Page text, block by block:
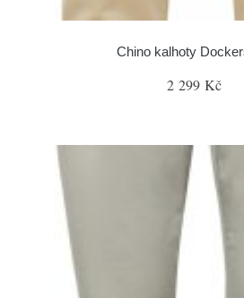
Chino kalhoty
2 299 Kč